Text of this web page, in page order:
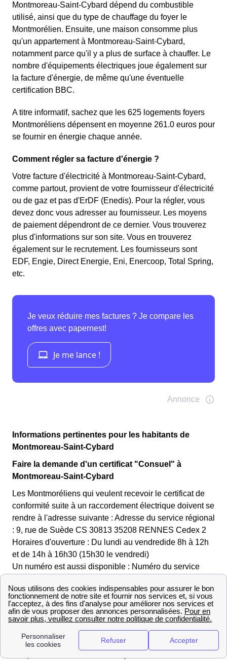
Montmoreau-Saint-Cybard dépend du combustible
utilisé, ainsi que du type de chauffage du foyer le
Montmorélien. Ensuite, une maison consomme plus
qu'un appartement à Montmoreau-Saint-Cybard,
notamment parce qu'il y a plus de surface à chauffer. Le
nombre d'équipements électriques joue également sur
la facture d'énergie, de même qu'une éventuelle
certification BBC.
A titre informatif, sachez que les 625 logements foyers
Montmoréliens dépensent en moyenne 261.0 euros pour
se fournir en énergie chaque année.
Comment régler sa facture d'énergie ?
Votre facture d'électricité à Montmoreau-Saint-Cybard,
comme partout, provient de votre fournisseur d'électricité
ou de gaz et pas d'ErDF (Enedis). Pour la régler, vous
devez donc vous adresser au fournisseur. Les moyens
de paiement dépendront de ce dernier. Vous trouverez
plus d'informations sur son site. Vous en trouverez
également sur le recrutement. Les fournisseurs sont
EDF, Engie, Direct Energie, Eni, Enercoop, Total Spring,
etc.
Informations pertinentes pour les habitants de
Montmoreau-Saint-Cybard
Faire la demande d'un certificat "Consuel" à
Montmoreau-Saint-Cybard
Les Montmoréliens qui veulent recevoir le certificat de
conformité suite à un raccordement électrique doivent se
rendre à l'adresse suivante : Adresse du service régional
: 9, rue de Suède CS 30813 35208 RENNES Cedex 2
Horaires d'ouverture : Du lundi au vendredide 8h à 12h
et de 14h à 16h30 (15h30 le vendredi)
Un numéro est aussi disponible : Numéro du service
Peut-on refuser la pose du compteur Linky à
Montmoreau-Saint-Cybard?
Le compteur Linky est en passe d'être déployé partout
en France, dans la région de Poitou-Charentes, y